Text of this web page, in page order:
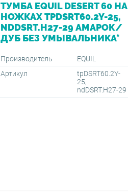
ТУМБА EQUIL DESERT 60 НА
НОЖКАХ TPDSRT60.2Y-25,
NDDSRT.H27-29 АМАРОК/
ДУБ БЕЗ УМЫВАЛЬНИКА*
Производитель
EQUIL
Артикул
tpDSRT60.2Y-
25,
ndDSRT.H27-29